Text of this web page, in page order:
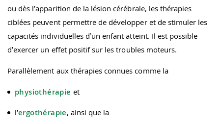
ou dès l’apparition de la lésion cérébrale, les thérapies
ciblées peuvent permettre de développer et de stimuler les
capacités individuelles d’un enfant atteint. Il est possible
d’exercer un effet positif sur les troubles moteurs.
Parallèlement aux thérapies connues comme la
physiothérapie et
l’ergothérapie, ainsi que la